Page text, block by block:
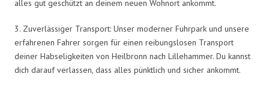
alles gut geschützt an deinem neuen Wohnort ankommt.
3. Zuverlässiger Transport: Unser moderner Fuhrpark und unsere
erfahrenen Fahrer sorgen für einen reibungslosen Transport
deiner Habseligkeiten von Heilbronn nach Lillehammer. Du kannst
dich darauf verlassen, dass alles pünktlich und sicher ankommt.